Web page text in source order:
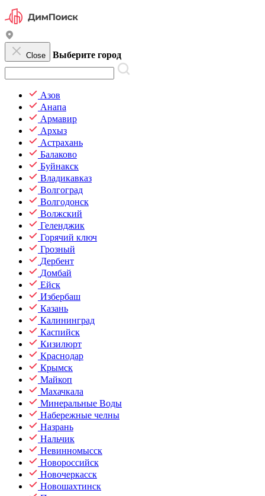
Close Выберите город
Азов
Анапа
Армавир
Архыз
Астрахань
Балаково
Буйнакск
Владикавказ
Волгоград
Волгодонск
Волжский
Геленджик
Горячий ключ
Грозный
Дербент
Домбай
Ейск
Избербаш
Казань
Калининград
Каспийск
Кизилюрт
Краснодар
Крымск
Майкоп
Махачкала
Минеральные Воды
Набережные челны
Назрань
Нальчик
Невинномысск
Новороссийск
Новочеркасск
Новошахтинск